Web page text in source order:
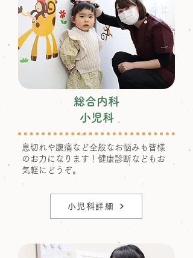
総合内科
小児科
息切れや腹痛など全般なお悩みも皆様
のお力になります！健康診断などもお
気軽にどうぞ。
小児科詳細